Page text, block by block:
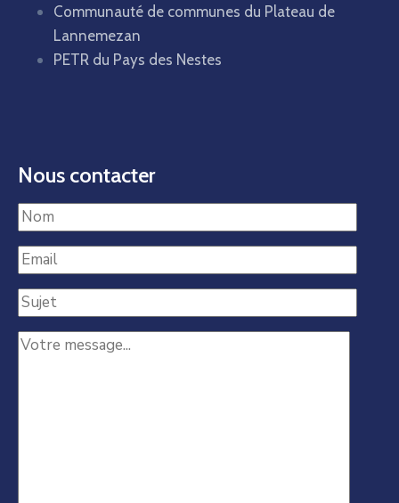
Communauté de communes du Plateau de
Lannemezan
PETR du Pays des Nestes
Nous contacter